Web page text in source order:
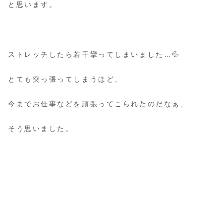
と思います。
ストレッチしたら若干攣ってしまいました…💦
とても突っ張ってしまうほど、
今までお仕事などを頑張ってこられたのだなぁ、
そう思いました。